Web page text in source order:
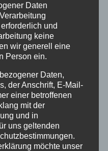
Daten
und
keine
wir generell eine
Person ein.
Daten,
der Anschrift, E-Mail-
einer betroffenen
mit der
und in
uns geltenden
möchte unser